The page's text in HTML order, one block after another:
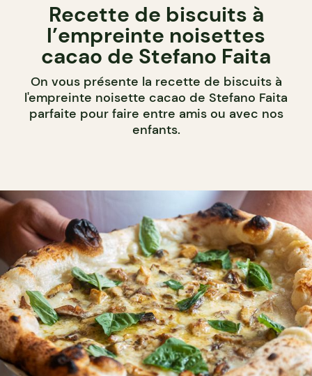
Recette de biscuits à
l’empreinte noisettes
cacao de Stefano Faita
On vous présente la recette de biscuits à
l'empreinte noisette cacao de Stefano Faita
parfaite pour faire entre amis ou avec nos
enfants.